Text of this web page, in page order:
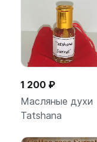
Подробнее
1 200 ₽
Масляные духи
Tatshana